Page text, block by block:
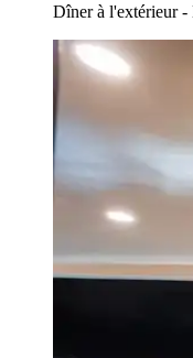
Dîner à l'extérieur